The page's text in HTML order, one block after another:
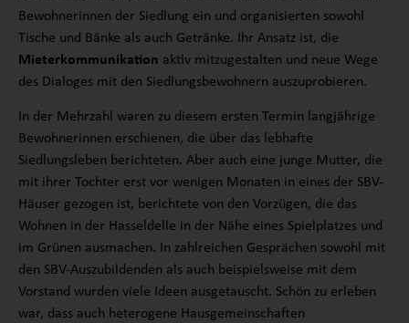
Bewohnerinnen der Siedlung ein und organisierten sowohl
Tische und Bänke als auch Getränke. Ihr Ansatz ist, die
Mieterkommunikation aktiv mitzugestalten und neue Wege
des Dialoges mit den Siedlungsbewohnern auszuprobieren.
In der Mehrzahl waren zu diesem ersten Termin langjährige
Bewohnerinnen erschienen, die über das lebhafte
Siedlungsleben berichteten. Aber auch eine junge Mutter, die
mit ihrer Tochter erst vor wenigen Monaten in eines der SBV-
Häuser gezogen ist, berichtete von den Vorzügen, die das
Wohnen in der Hasseldelle in der Nähe eines Spielplatzes und
im Grünen ausmachen. In zahlreichen Gesprächen sowohl mit
den SBV-Auszubildenden als auch beispielsweise mit dem
Vorstand wurden viele Ideen ausgetauscht. Schön zu erleben
war, dass auch heterogene Hausgemeinschaften